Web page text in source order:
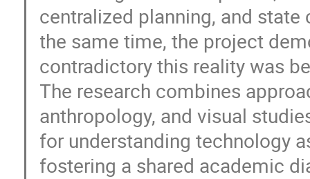
centralized planning, and
the same time, the project
contradictory this reality was
The research combines
anthropology, and visual
for understanding technology
fostering a shared academic